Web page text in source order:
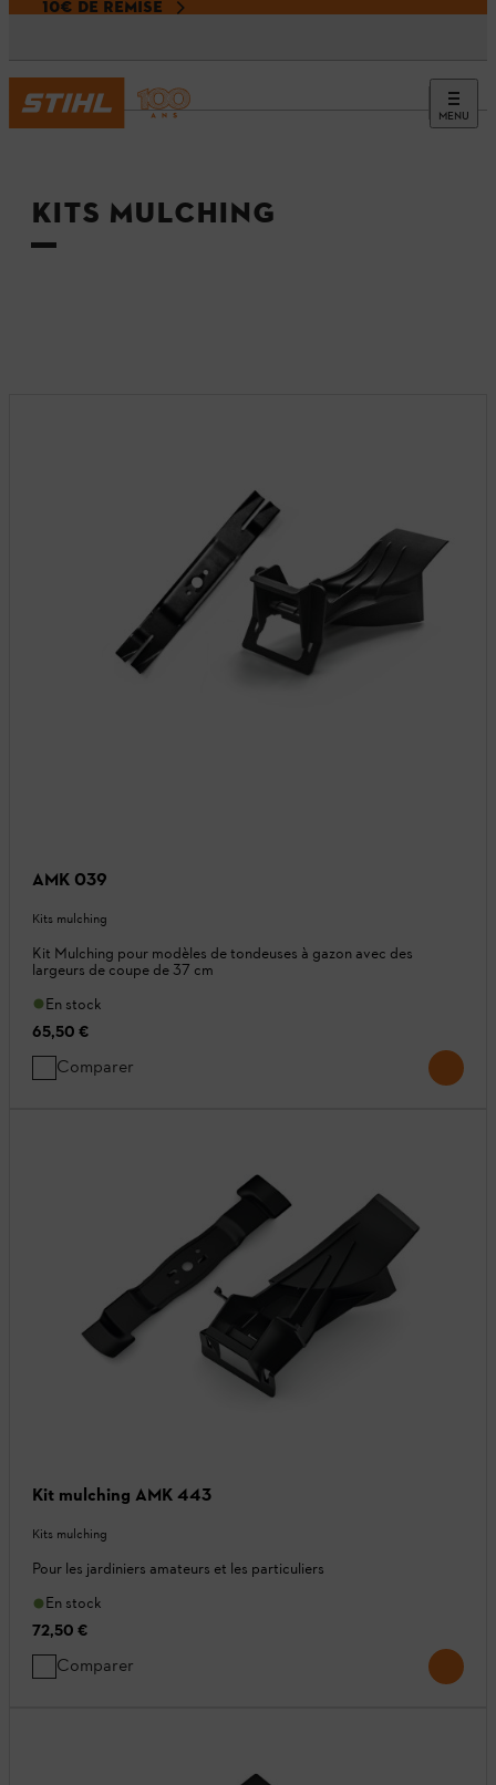
10€ DE REMISE
MENU
Accueil
KITS MULCHING
AMK 039
Kits mulching
Kit Mulching pour modèles de tondeuses à gazon avec des
largeurs de coupe de 37 cm
En stock
65,50 €
Comparer
Kit mulching AMK 443
Kits mulching
Pour les jardiniers amateurs et les particuliers
En stock
72,50 €
Comparer